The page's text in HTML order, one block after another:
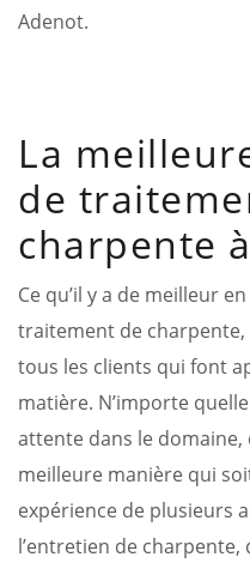
Adenot.
La
de
charpente
Ce qu’il y a de meilleur
traitement de charpente,
tous les clients qui font
matière. N’importe
attente dans le
meilleure manière qui
expérience de plusieurs
l’entretien de